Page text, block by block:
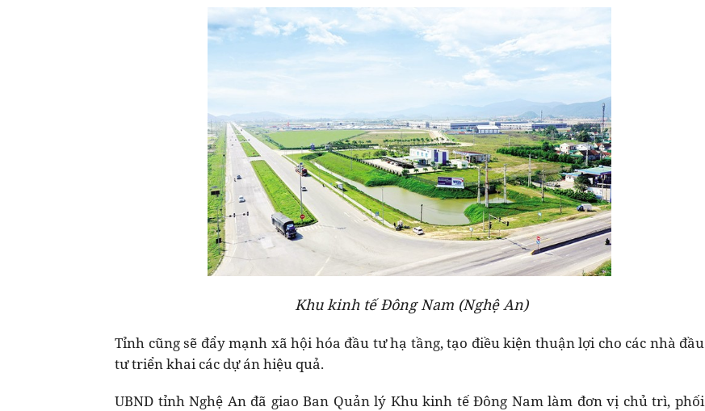
Khu kinh tế Đông Nam (Nghệ An)
Tỉnh cũng sẽ đẩy mạnh xã hội hóa đầu tư hạ tầng, tạo điều kiện thuận lợi cho các nhà đầu
tư triển khai các dự án hiệu quả.
UBND tỉnh Nghệ An đã giao Ban Quản lý Khu kinh tế Đông Nam làm đơn vị chủ trì, phối